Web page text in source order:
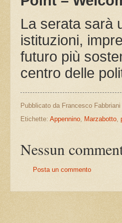
La serata sarà
istituzioni,
futuro più
centro delle
Pubblicato da Francesco Fabbriani
Etichette: Appennino Marzabotto
Nessun
Posta un commento